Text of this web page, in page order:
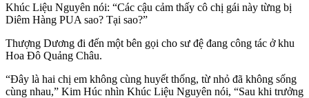
Khúc Liệu Nguyên nói: “Các cậu cảm thấy cô chị gái này từng bị
Diêm Hàng PUA sao? Tại sao?”
Thượng Dương đi đến một bên gọi cho sư đệ đang công tác ở khu
Hoa Đô Quảng Châu.
“Đây là hai chị em không cùng huyết thống, từ nhỏ đã không sống
cùng nhau,” Kim Húc nhìn Khúc Liệu Nguyên nói, “Sau khi trưởng